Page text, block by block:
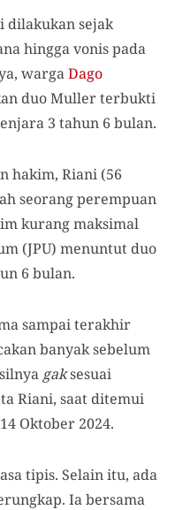
dilakukan sejak
hingga vonis pada
wargaDago
duo Muller terbukti
3 tahun 6 bulan.
hakim, Riani (56
seorang perempuan
kurang maksimal
(JPU) menuntut duo
6 bulan.
sampai terakhir
banyak sebelum
gaksesuai
Riani, saat ditemui
Oktober 2024.
tipis. Selain itu, ada
Ia bersama